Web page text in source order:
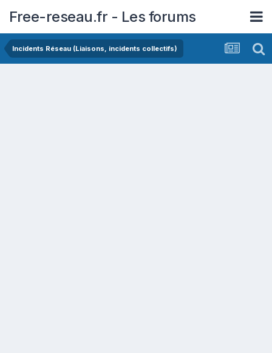
Free-reseau.fr - Les forums
Incidents Réseau (Liaisons, incidents collectifs)